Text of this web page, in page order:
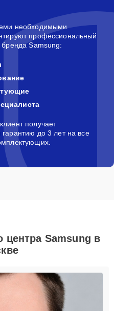
необходимыми
профессиональный
бренда Samsung:
получает
до 3 лет на все
центра Samsung в